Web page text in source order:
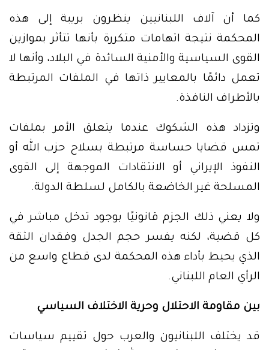
كما أن آلاف اللبنانيين ينظرون بريبة إلى هذه
المحكمة نتيجة اتهامات متكررة بأنها تتأثر بموازين
القوى السياسية والأمنية السائدة في البلاد، وأنها لا
تعمل دائمًا بالمعايير ذاتها في الملفات المرتبطة
بالأطراف النافذة.
وتزداد هذه الشكوك عندما يتعلق الأمر بملفات
تمس قضايا حساسة مرتبطة بسلاح حزب الله أو
النفوذ الإيراني أو الانتقادات الموجهة إلى القوى
المسلحة غير الخاضعة بالكامل لسلطة الدولة.
ولا يعني ذلك الجزم قانونيًا بوجود تدخل مباشر في
كل قضية، لكنه يفسر حجم الجدل وفقدان الثقة
الذي يحيط بأداء هذه المحكمة لدى قطاع واسع من
الرأي العام اللبناني.
بين مقاومة الاحتلال وحرية الاختلاف السياسي
قد يختلف اللبنانيون والعرب حول تقييم سياسات